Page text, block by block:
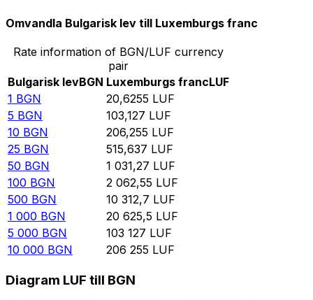
Omvandla Bulgarisk lev till Luxemburgs franc
Rate information of BGN/LUF currency
pair
Bulgarisk levBGN Luxemburgs francLUF
1 BGN 20,6255 LUF
5 BGN 103,127 LUF
10 BGN 206,255 LUF
25 BGN 515,637 LUF
50 BGN 1 031,27 LUF
100 BGN 2 062,55 LUF
500 BGN 10 312,7 LUF
1 000 BGN 20 625,5 LUF
5 000 BGN 103 127 LUF
10 000 BGN 206 255 LUF
Diagram LUF till BGN